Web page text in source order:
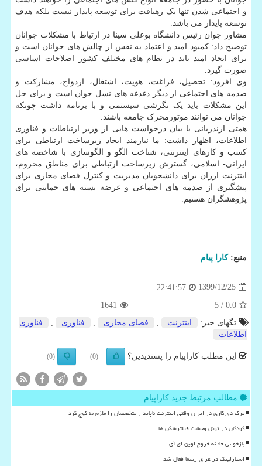
و اجتماعی شدن تنها یک رهیافت برای توسعه پایدار نیست بلکه هدف
توسعه پایدار می باشد.
مشاور جوان رئیس دانشگاه بوعلی سینا در ارتباط با مشکلات جوانان
توضیح داد: کمبود امید و اعتماد به نفس از چالش های جوانان است و
برای ایجاد امید باید در نظام های مختلف کشور اصلاحات اساسی
صورت گیرد.
وی افزود: تحصیل، فراغت، هویت، اشتغال، ازدواج، مشارکت و
صدمه های اجتماعی از دیگر دغدغه های نسل جوان است و برای حل
این مشکلات باید یک نگرشی سیستمی و با برنامه داشت چونکه
جوانان می توانند موتورمحرک جامعه باشند.
همتی ازندریانی با بیان درخواست هایی از وزیر ارتباطات و فناوری
اطلاعات، اظهار داشت: ما نیازمند ایجاد زیرساخت ارتباطی برای
کسب و کارهای اینترنتی، شناخت الگو و الگوسازی با شاخصه های
ایرانی- اسلامی، گسترش زیرساخت ارتباطی برای مناطق محروم،
اینترنت ارزان برای دانشجویان مدیریت و کنترل فضای مجازی برای
پیشگیری از صدمه های اجتماعی و عرضه بسته های حمایتی برای
پژوهشگران هستیم.
منبع:كارا پیام
1399/12/25
22:41:57
0.0
/ 5
1641
تگهای خبر:
اینترنت فضای مجازی فناوری
فناوری
اطلاعات
این مطلب کاراپیام را پسندیدین؟ (0)
(0)
مطالب مرتبط جدید کاراپیام
مرگ دورکاری در ایران وقتی اینترنت ناپایدار متخصصان را ملزم به کوچ کرد
کودکان در تونل وحشت فیلترشکن ها
بازخوانی حادثه خروج اوپن ای آی
استارلینک در عراق رسما فعال شد